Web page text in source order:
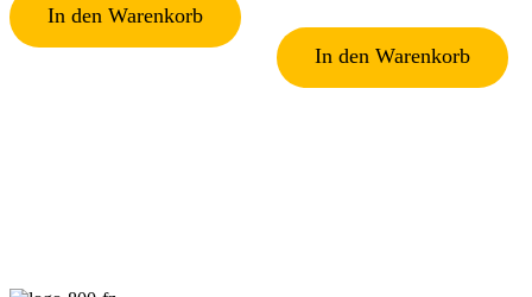
In den Warenkorb
In den Warenkorb